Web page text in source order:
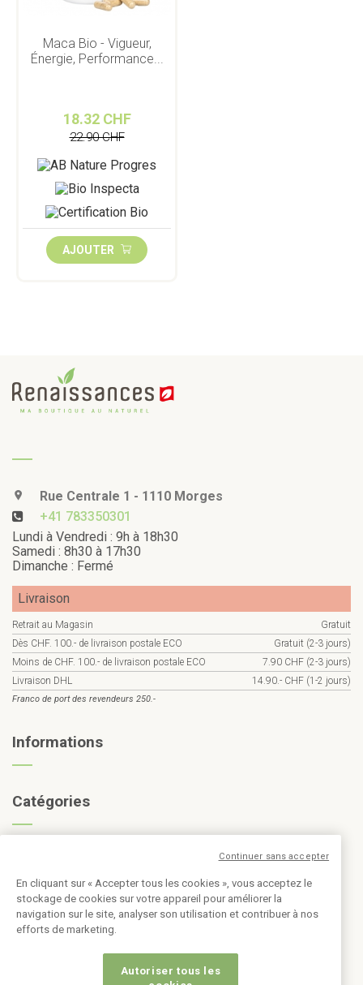
Maca Bio - Vigueur,
Énergie, Performance...
18.32 CHF
22.90 CHF
AJOUTER
Rue Centrale 1 - 1110 Morges
+41 783350301
Lundi à Vendredi : 9h à 18h30
Samedi : 8h30 à 17h30
Dimanche : Fermé
Livraison
Retrait au Magasin
Gratuit
Dès CHF. 100.- de livraison postale ECO
Gratuit (2-3 jours)
Moins de CHF. 100.- de livraison postale ECO
7.90 CHF (2-3 jours)
Livraison DHL
14.90.- CHF (1-2 jours)
Franco de port des revendeurs 250.-
Informations
Catégories
En cliquant sur « Accepter tous les cookies », vous acceptez le
stockage de cookies sur votre appareil pour améliorer la
navigation sur le site, analyser son utilisation et contribuer à nos
efforts de marketing.
Autoriser tous les
Continuer sans accepter